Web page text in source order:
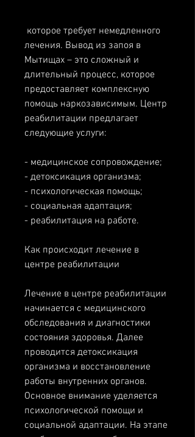
лечения. Вывод из запоя в
Мытищах – это сложный и
длительный процесс, которое
предоставляет комплексную
помощь наркозависимым. Центр
реабилитации предлагает
следующие услуги:
- медицинское сопровождение;
- детоксикация организма;
- психологическая помощь;
- социальная адаптация;
- реабилитация на работе.
Как происходит лечение в
центре реабилитации
Лечение в центре реабилитации
начинается с медицинского
обследования и диагностики
состояния здоровья. Далее
проводится детоксикация
организма и восстановление
работы внутренних органов.
Основное внимание уделяется
психологической помощи и
социальной адаптации. На этапе